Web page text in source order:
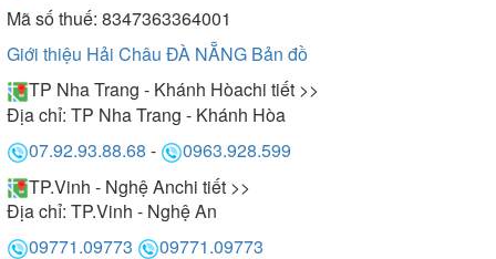
Mã số thuế: 8347363364001
Giới thiệu Hải Châu ĐÀ NẴNG Bản đồ
TP Nha Trang - Khánh Hòachi tiết >>
Địa chỉ: TP Nha Trang - Khánh Hòa
07.92.93.88.68 -
0963.928.599
TP.Vinh - Nghệ Anchi tiết >>
Địa chỉ: TP.Vinh - Nghệ An
09771.09773
09771.09773